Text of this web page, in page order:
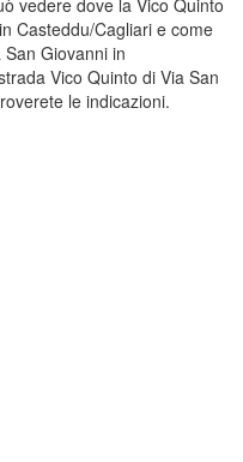
vedere dove la Vico Quinto
Casteddu/Cagliari e come
Giovanni in
Vico Quinto di Via San
le indicazioni.